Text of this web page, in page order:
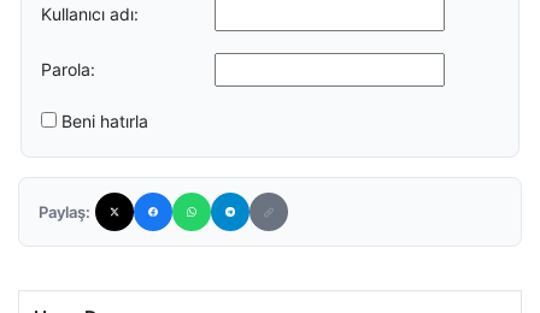
Kullanıcı adı:
Parola:
Beni hatırla
Paylaş: